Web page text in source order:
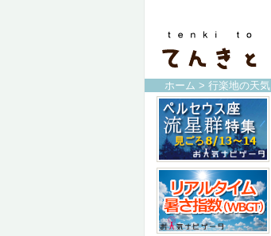
ホーム > 行楽地の天気